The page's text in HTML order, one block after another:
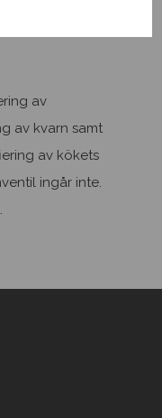
av
av kvarn samt
av kökets
ingår inte.